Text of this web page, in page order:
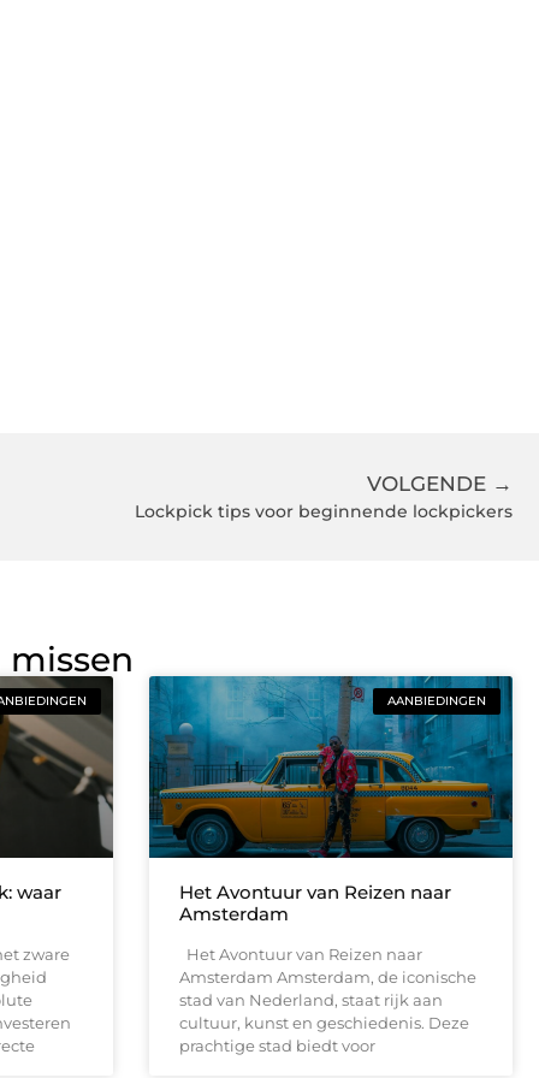
VOLGENDE →
Lockpick tips voor beginnende lockpickers
waar
zware
AANBIEDINGEN
Het Avontuur van Reizen naar
Amsterdam
Het Avontuur van Reizen naar
Amsterdam Amsterdam, de iconische
stad van Nederland, staat rijk aan
cultuur, kunst en geschiedenis. Deze
prachtige stad biedt voor